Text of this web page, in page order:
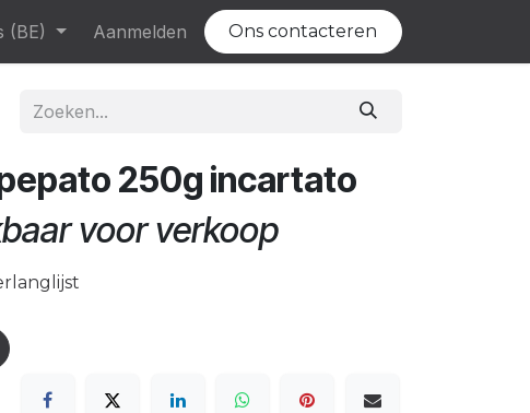
Evenementen Vacatures
(BE) Aanmelden Ons contacteren
250g incartato
voor verkoop